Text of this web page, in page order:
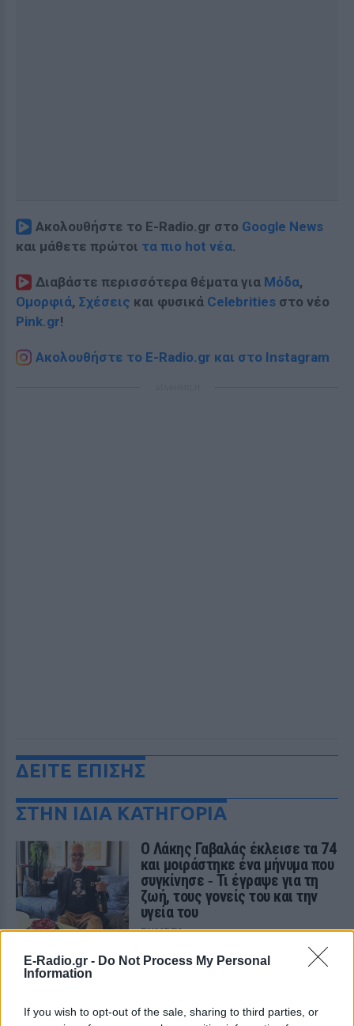
E-Radio.gr - Do Not Process My Personal
Information
If you wish to opt-out of the sale, sharing to third parties, or
Ακολουθήστε το E-Radio.gr στο Google News
και μάθετε πρώτοι τα πιο hot νέα.
Διαβάστε περισσότερα θέματα για Μόδα,
Ομορφιά, Σχέσεις και φυσικά Celebrities στο νέο
Pink.gr!
Ακολουθήστε το E-Radio.gr και στο Instagram
ΔΕΙΤΕ ΕΠΙΣΗΣ
ΣΤΗΝ ΙΔΙΑ ΚΑΤΗΓΟΡΙΑ
Ο Λάκης Γαβαλάς έκλεισε τα 74
και μοιράστηκε ένα μήνυμα που
συγκίνησε ‑ Τι έγραψε για τη
ζωή, τους γονείς του και την
υγεία του
ΣΉΜΕΡΑ
Ο διάσημος σχεδιαστής μόδας
μοιράστηκε ένα συγκινητικό μήνυμα στο